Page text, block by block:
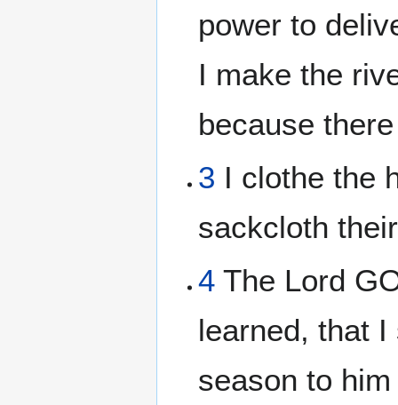
power to
I make the
because
3 I clothe the
sackcloth
4 The Lord
learned, that
season to